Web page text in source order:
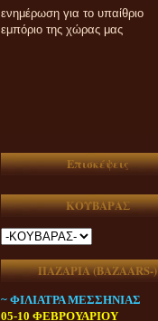
εμπόριο της χώρας μας
Επισκέψεις
ΚΟΥΒΑΡΑΣ
ΠΑΖΑΡΙΑ (ΒAZAARS-)
~ ΦΙΛΙΑΤΡΑ ΜΕΣΣΗΝΙΑΣ
05-10 ΦΕΒΡΟΥΑΡΙΟΥ